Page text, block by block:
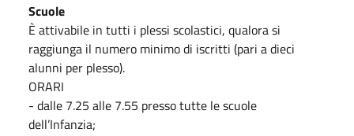
Scuole
È attivabile in tutti i plessi scolastici, qualora si
raggiunga il numero minimo di iscritti (pari a dieci
alunni per plesso).
ORARI
- dalle 7.25 alle 7.55 presso tutte le scuole
dell’Infanzia;